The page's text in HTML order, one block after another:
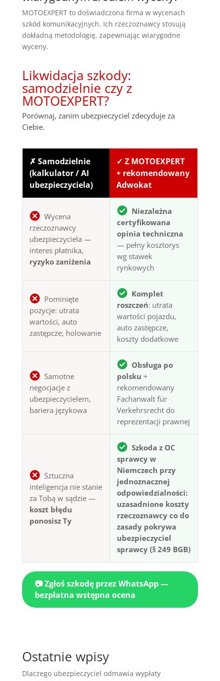
MOTOEXPERT to doświadczona firma w wycenach
szkód komunikacyjnych. Ich rzeczoznawcy stosują
dokładną metodologię, zapewniając wiarygodne
wyceny.
Likwidacja szkody:
samodzielnie czy z
MOTOEXPERT?
Porównaj, zanim ubezpieczyciel zdecyduje za
Ciebie.
✗ Samodzielnie
(kalkulator / AI
ubezpieczyciela)
✓ Z MOTOEXPERT
+ rekomendowany
Adwokat
Wycena
rzeczoznawcy
ubezpieczyciela —
interes płatnika,
ryzyko zaniżenia
Niezależna
certyfikowana
opinia techniczna
— pełny kosztorys
wg stawek
rynkowych
Pominięte
pozycje: utrata
wartości, auto
zastępcze, holowanie
Komplet
roszczeń: utrata
wartości pojazdu,
auto zastępcze,
koszty dodatkowe
Samotne
negocjacje z
ubezpieczycielem,
bariera językowa
Obsługa po
polsku +
rekomendowany
Fachanwalt für
Verkehrsrecht do
reprezentacji prawnej
Sztuczna
inteligencja nie stanie
za Tobą w sądzie —
koszt błędu
ponosisz Ty
Szkoda z OC
sprawcy w
Niemczech przy
jednoznacznej
odpowiedzialności:
uzasadnione koszty
rzeczoznawcy co do
zasady pokrywa
ubezpieczyciel
sprawcy (§ 249 BGB)
📷 Zgłoś szkodę przez WhatsApp —
bezpłatna wstępna ocena
Ostatnie wpisy
Dlaczego ubezpieczyciel odmawia wypłaty